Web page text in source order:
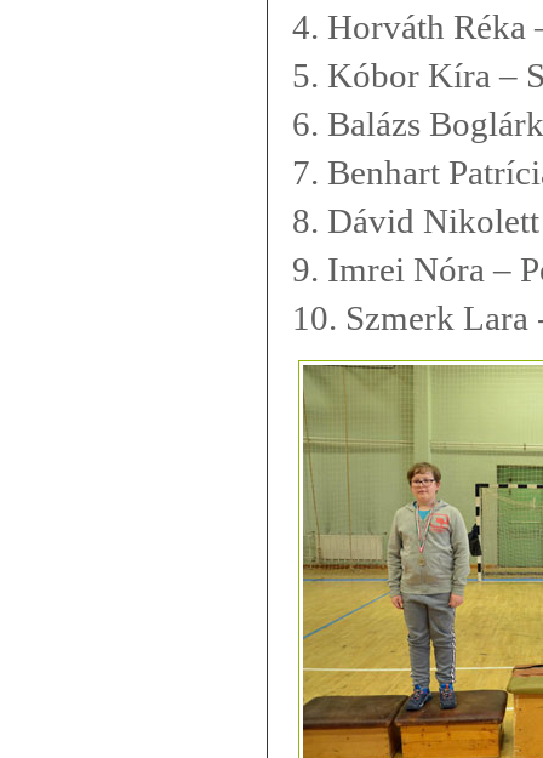
4. Horváth Réka
5. Kóbor Kíra –
6. Balázs
7. Benhart
8. Dávid Nikolett
9. Imrei Nóra –
10. Szmerk Lara